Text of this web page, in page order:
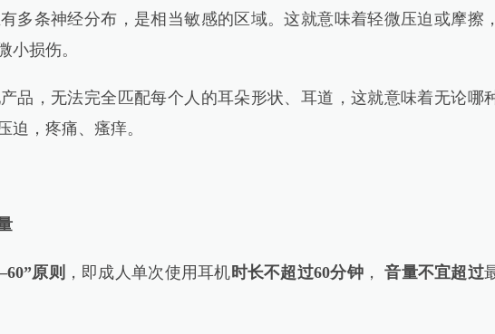
多条神经分布，是相当敏感的区域。这就意味着轻微压迫或摩擦
小损伤。
，无法完全匹配每个人的耳朵形状、耳道，这就意味着无论哪
迫，疼痛、瘙痒。
原则 ，即成人单次使用耳机时长不超过60分钟， 音量不宜超过